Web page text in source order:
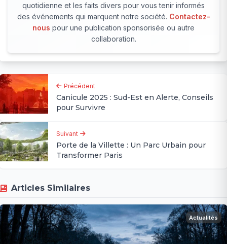
quotidienne et les faits divers pour vous tenir informés
des événements qui marquent notre société. Contactez-
nous pour une publication sponsorisée ou autre
collaboration.
Précédent
Canicule 2025 : Sud-Est en Alerte, Conseils
pour Survivre
Suivant
Porte de la Villette : Un Parc Urbain pour
Transformer Paris
Articles Similaires
Actualités